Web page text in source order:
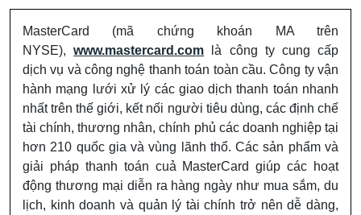
MasterCard (mã chứng khoán MA trên
NYSE),www.mastercard.com là công ty cung cấp
dịch vụ và công nghệ thanh toán toàn cầu. Công ty vận
hành mạng lưới xử lý các giao dịch thanh toán nhanh
nhất trên thế giới, kết nối người tiêu dùng, các định chế
tài chính, thương nhân, chính phủ các doanh nghiệp tại
hơn 210 quốc gia và vùng lãnh thổ. Các sản phẩm và
giải pháp thanh toán cuả MasterCard giúp các hoạt
động thương mại diễn ra hàng ngày như mua sắm, du
lịch, kinh doanh và quản lý tài chính trở nên dễ dàng,